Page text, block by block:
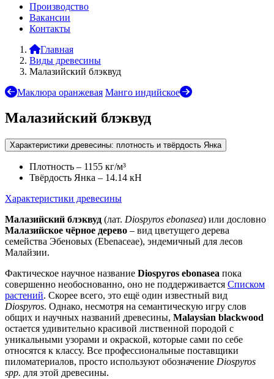
Производство
Вакансии
Контакты
Главная
Виды древесины
Малазийский блэквуд
Маклюра оранжевая Манго индийское
Малазийский блэквуд
Характеристики древесины: плотность и твёрдость Янка
Плотность – 1155 кг/м³
Твёрдость Янка – 14.14 кН
Характеристики древесины
Малазийский блэквуд (лат. Diospyros ebonasea) или дословно
Малазийское чёрное дерево – вид цветущего дерева
семейства Эбеновых (Ebenaceae), эндемичный для лесов
Малайзии.
Фактическое научное название Diospyros ebonasea пока
совершенно необоснованно, оно не поддерживается Списком
растений. Скорее всего, это ещё один известный вид
Diospyros. Однако, несмотря на семантическую игру слов
общих и научных названий древесины, Malaysian blackwood
остается удивительно красивой лиственной породой с
уникальными узорами и окраской, которые сами по себе
относятся к классу. Все профессиональные поставщики
пиломатериалов, просто используют обозначение Diospyros
spp. для этой древесины.